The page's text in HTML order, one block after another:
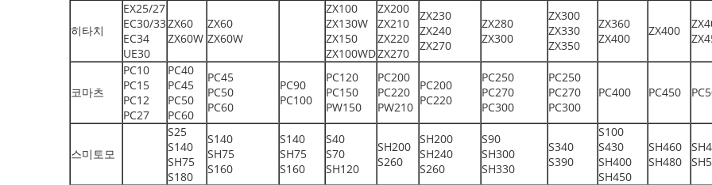
히타치
EX25/27
EC30/33
EC34
UE30
ZX60
ZX60W
ZX60
ZX60W
ZX100
ZX130W
ZX150
ZX100WD
ZX200
ZX210
ZX220
ZX270
ZX230
ZX240
ZX270
ZX280
ZX300
ZX300
ZX330
ZX350
ZX360
ZX400
ZX400
코마츠
PC10
PC15
PC12
PC27
PC40
PC45
PC50
PC60
PC45
PC50
PC60
PC90
PC100
PC120
PC150
PW150
PC200
PC220
PW210
PC200
PC220
PC250
PC270
PC300
PC250
PC270
PC300
PC400 PC450
스미토모
S25
S140
SH75
S180
S140
SH75
S160
S140
SH75
S160
S40
S70
SH120
SH200
S260
SH200
SH240
S260
S90
SH300
SH330
S340
S390
S100
S430
SH400
SH450
SH460
SH480